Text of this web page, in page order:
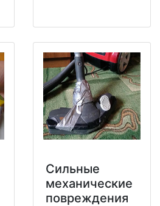
Сильные
механические
повреждения